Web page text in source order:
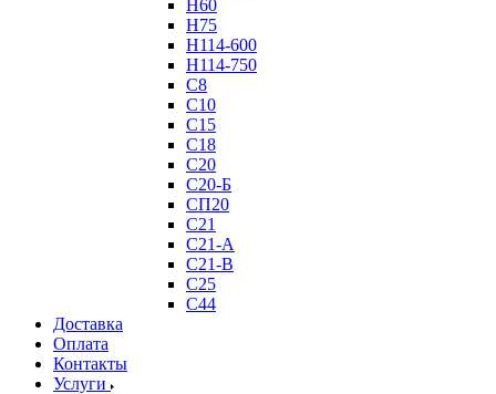
Н60
Н75
Н114-600
Н114-750
С8
С10
С15
С18
С20
С20-Б
СП20
С21
С21-А
С21-В
С25
С44
Доставка
Оплата
Контакты
Услуги